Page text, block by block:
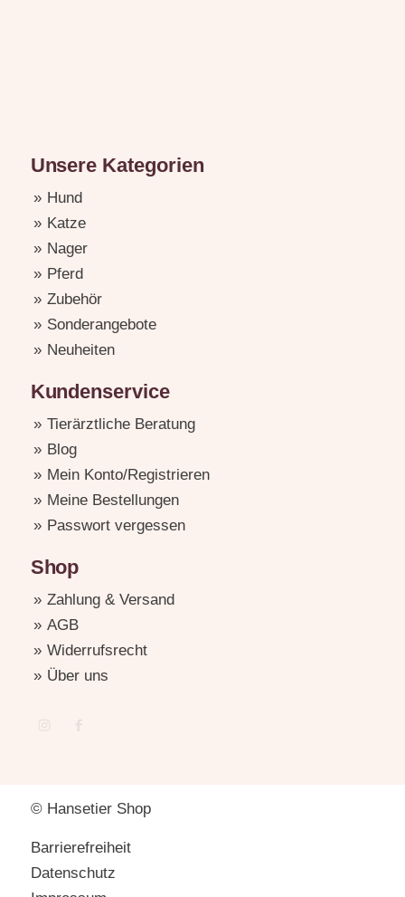
Unsere Kategorien
Hund
Katze
Nager
Pferd
Zubehör
Sonderangebote
Neuheiten
Kundenservice
Tierärztliche Beratung
Blog
Mein Konto/Registrieren
Meine Bestellungen
Passwort vergessen
Shop
Zahlung & Versand
AGB
Widerrufsrecht
Über uns
© Hansetier Shop
Barrierefreiheit
Datenschutz